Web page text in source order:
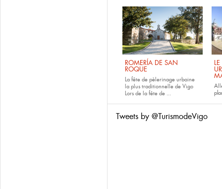
ROMERÍA DE SAN
ROQUE
La fête de pèlerinage urbaine
la plus traditionnelle de Vigo
Lors de la fête de ...
Tweets by @TurismodeVigo